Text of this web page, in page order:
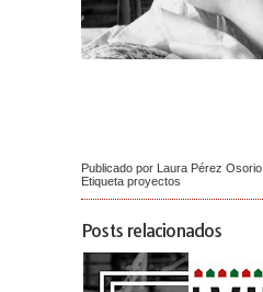
Publicado por Laura Pérez Osorio
Etiqueta proyectos
Posts relacionados